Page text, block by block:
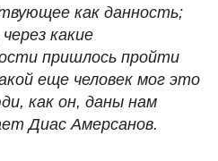
как данность;
какие
пришлось пройти
еще человек мог это
как он, даны нам
Диас Амерсанов.